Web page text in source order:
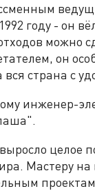
году - он
можно
он
страна с
инженер-
целое
Мастеру на